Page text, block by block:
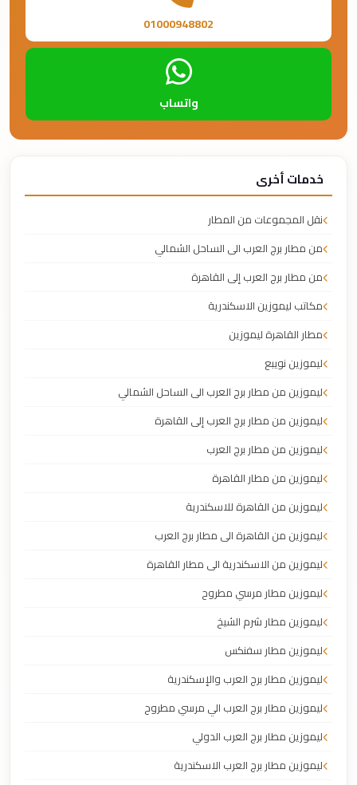
01000948802
واتساب
خدمات أخرى
نقل المجموعات من المطار
من مطار برج العرب الى الساحل الشمالي
من مطار برج العرب إلى القاهرة
مكاتب ليموزين الاسكندرية
مطار القاهرة ليموزين
ليموزين نويبع
ليموزين من مطار برج العرب الى الساحل الشمالي
ليموزين من مطار برج العرب إلى القاهرة
ليموزين من مطار برج العرب
ليموزين من مطار القاهرة
ليموزين من القاهرة للاسكندرية
ليموزين من القاهرة الى مطار برج العرب
ليموزين من الاسكندرية الى مطار القاهرة
ليموزين مطار مرسي مطروح
ليموزين مطار شرم الشيخ
ليموزين مطار سفنكس
ليموزين مطار برج العرب والإسكندرية
ليموزين مطار برج العرب الي مرسي مطروح
ليموزين مطار برج العرب الدولي
ليموزين مطار برج العرب الاسكندرية